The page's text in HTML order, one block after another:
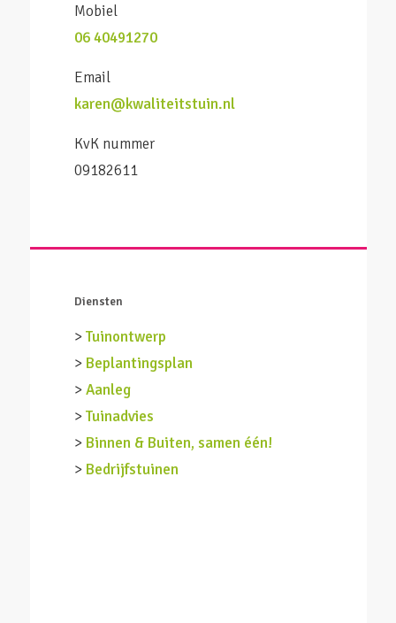
Mobiel
06 40491270
Email
karen@kwaliteitstuin.nl
KvK nummer
09182611
Diensten
>Tuinontwerp
> Beplantingsplan
>Aanleg
>Tuinadvies
> Binnen & Buiten, samen één!
> Bedrijfstuinen